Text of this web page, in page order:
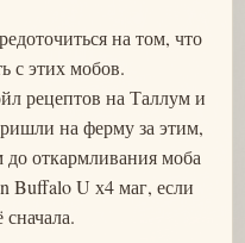
на том, что
с этих мобов.
рецептов на Таллум и
на ферму за этим,
откармливания моба
Buffalo U х4 маг, если